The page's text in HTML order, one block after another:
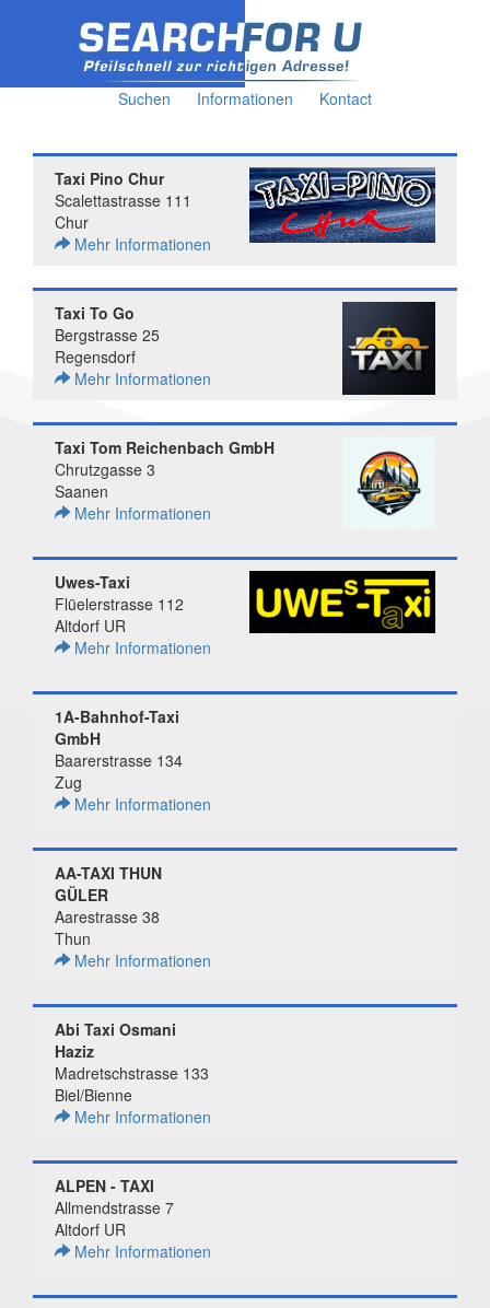
Suchen Informationen Kontact
Taxi Pino Chur
Scalettastrasse 111
Chur
Mehr Informationen
Taxi To Go
Bergstrasse 25
Regensdorf
Mehr Informationen
Taxi Tom Reichenbach GmbH
Chrutzgasse 3
Saanen
Mehr Informationen
Uwes-Taxi
Flüelerstrasse 112
Altdorf UR
Mehr Informationen
1A-Bahnhof-Taxi
GmbH
Baarerstrasse 134
Zug
Mehr Informationen
AA-TAXI THUN
GÜLER
Aarestrasse 38
Thun
Mehr Informationen
Abi Taxi Osmani
Haziz
Madretschstrasse 133
Biel/Bienne
Mehr Informationen
ALPEN - TAXI
Allmendstrasse 7
Altdorf UR
Mehr Informationen